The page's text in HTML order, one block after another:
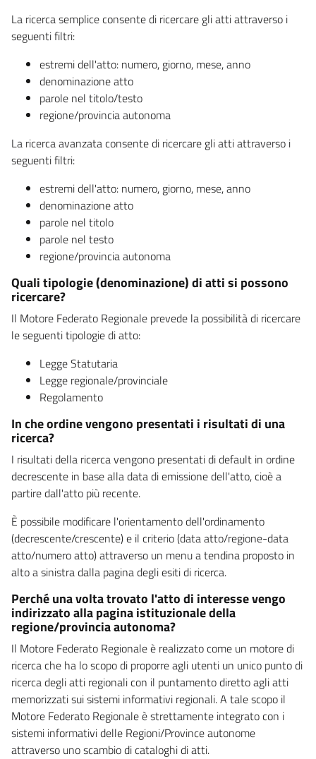
La ricerca semplice consente di ricercare gli atti attraverso i
seguenti filtri:
estremi dell'atto: numero, giorno, mese, anno
denominazione atto
parole nel titolo/testo
regione/provincia autonoma
La ricerca avanzata consente di ricercare gli atti attraverso i
seguenti filtri:
estremi dell'atto: numero, giorno, mese, anno
denominazione atto
parole nel titolo
parole nel testo
regione/provincia autonoma
Quali tipologie (denominazione) di atti si possono
ricercare?
Il Motore Federato Regionale prevede la possibilità di ricercare
le seguenti tipologie di atto:
Legge Statutaria
Legge regionale/provinciale
Regolamento
In che ordine vengono presentati i risultati di una
ricerca?
I risultati della ricerca vengono presentati di default in ordine
decrescente in base alla data di emissione dell'atto, cioè a
partire dall'atto più recente.
È possibile modificare l'orientamento dell'ordinamento
(decrescente/crescente) e il criterio (data atto/regione-data
atto/numero atto) attraverso un menu a tendina proposto in
alto a sinistra dalla pagina degli esiti di ricerca.
Perché una volta trovato l'atto di interesse vengo
indirizzato alla pagina istituzionale della
regione/provincia autonoma?
Il Motore Federato Regionale è realizzato come un motore di
ricerca che ha lo scopo di proporre agli utenti un unico punto di
ricerca degli atti regionali con il puntamento diretto agli atti
memorizzati sui sistemi informativi regionali. A tale scopo il
Motore Federato Regionale è strettamente integrato con i
sistemi informativi delle Regioni/Province autonome
attraverso uno scambio di cataloghi di atti.